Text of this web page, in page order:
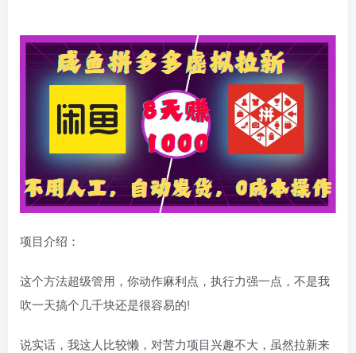
项目介绍：
这个方法超级管用，你动作麻利点，执行力强一点，不是我
吹一天搞个几千块还是很容易的!
说实话，我这人比较懒，对苦力项目兴趣不大，虽然拉新来